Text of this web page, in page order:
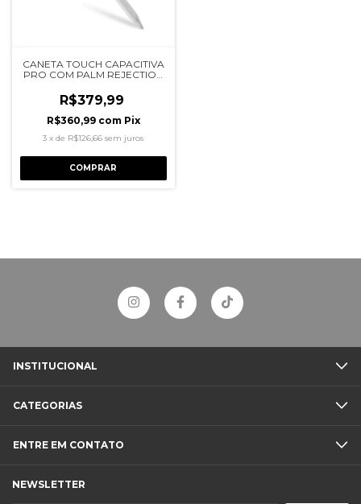
CANETA TOUCH CAPACITIVA
PRO COM PALM REJECTION
R$379,99
R$360,99 com Pix
3 xde R$126,66 sem juros
INSTITUCIONAL
CATEGORIAS
ENTRE EM CONTATO
NEWSLETTER